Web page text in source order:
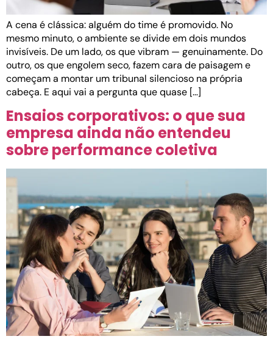
A cena é clássica: alguém do time é promovido. No
mesmo minuto, o ambiente se divide em dois mundos
invisíveis. De um lado, os que vibram — genuinamente. Do
outro, os que engolem seco, fazem cara de paisagem e
começam a montar um tribunal silencioso na própria
cabeça. E aqui vai a pergunta que quase […]
Ensaios corporativos: o que sua
empresa ainda não entendeu
sobre performance coletiva